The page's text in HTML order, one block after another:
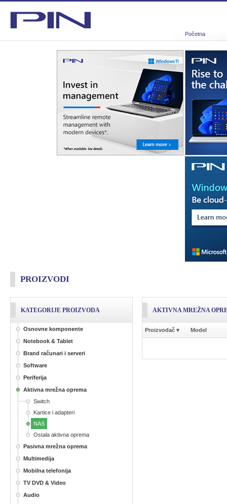
Početna
PROIZVODI
KATEGORIJE PROIZVODA
Osnovne komponente
Notebook & Tablet
Brand računari i serveri
Software
Periferija
Aktivna mrežna oprema
Switch
Kartice i adapteri
NAS
Ostala aktivna oprema
Pasivna mrežna oprema
Multimedija
Mobilna telefonija
TV DVD & Video
Audio
AKTIVNA MREŽNA
Proizvodač ▾ Model